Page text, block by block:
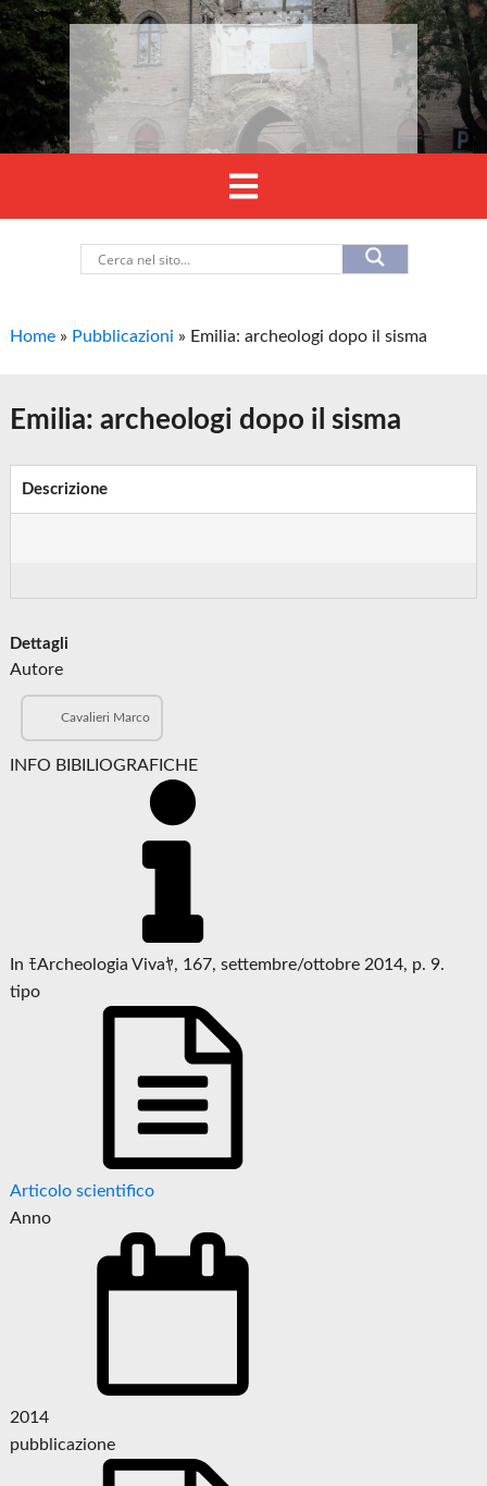
Home » Pubblicazioni » Emilia: archeologi dopo il sisma
Emilia: archeologi dopo il sisma
Descrizione
Dettagli
Autore
Cavalieri Marco
INFO BIBILIOGRAFICHE
In ﾓArcheologia Vivaﾔ, 167, settembre/ottobre 2014, p. 9.
tipo
Articolo scientifico
Anno
2014
pubblicazione